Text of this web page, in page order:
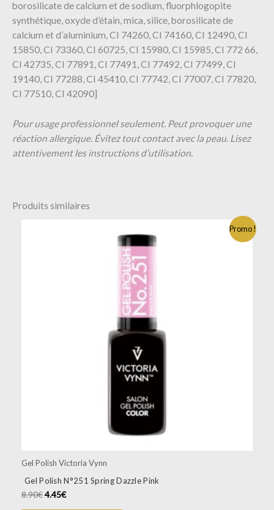
borosilicate de calcium et de sodium, fluorphlogopite
synthétique, oxyde d’étain, mica, silice, borosilicate de
calcium et d’aluminium, CI 74260, CI 74160, CI 12490, CI
15850, CI 73360, CI 60725, CI 15980, CI 15985, CI 772 66,
CI 42735, CI 77891, CI 77491, CI 77492, CI 77499, CI
19140, CI 77288, CI 45410, CI 77742, CI 77007, CI 77820,
CI 77510, CI 42090]
Pour usage professionnel seulement. Peut provoquer une
réaction allergique. Évitez tout contact avec la peau. Lisez
attentivement les instructions d’utilisation.
Produits similaires
Promo !
Gel Polish Victoria Vynn
Gel Polish N°251 Spring Dazzle Pink
8.90€4.45€